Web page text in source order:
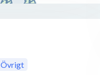
Övrigt